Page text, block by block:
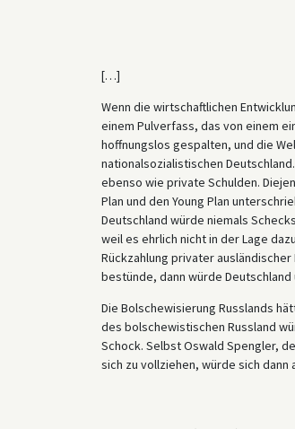
[…]
Wenn die wirtschaftlichen
einem Pulverfass, das von einem
hoffnungslos gespalten, und die
nationalsozialistischen
ebenso wie private Schulden.
Plan und den Young Plan
Deutschland würde niemals
weil es ehrlich nicht in der Lage
Rückzahlung privater
bestünde, dann würde Deutschland
Die Bolschewisierung Russlands
des bolschewistischen Russland
Schock. Selbst Oswald Spengler,
sich zu vollziehen, würde sich